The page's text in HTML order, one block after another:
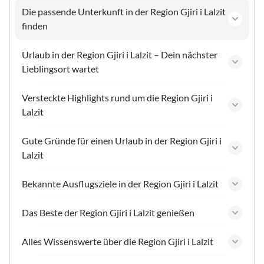
Die passende Unterkunft in der Region Gjiri i Lalzit
finden
Urlaub in der Region Gjiri i Lalzit – Dein nächster
Lieblingsort wartet
Versteckte Highlights rund um die Region Gjiri i
Lalzit
Gute Gründe für einen Urlaub in der Region Gjiri i
Lalzit
Bekannte Ausflugsziele in der Region Gjiri i Lalzit
Das Beste der Region Gjiri i Lalzit genießen
Alles Wissenswerte über die Region Gjiri i Lalzit